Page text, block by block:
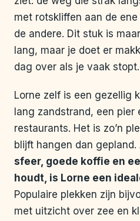
met rotskliffen aan de
de andere. Dit stuk is
lang, maar je doet er
dag over als je vaak stopt.
Lorne zelf is een gezellig
lang zandstrand, een pier
restaurants. Het is zo’n
blijft hangen dan gepland.
sfeer, goede koffie en
houdt, is Lorne een
Populaire plekken zijn
met uitzicht over zee en